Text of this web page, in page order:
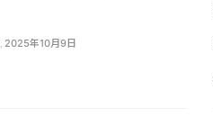
2025年10月9日